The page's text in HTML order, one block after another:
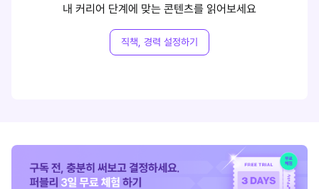
내 커리어 단계에 맞는 콘텐츠를 읽어보세요
직책, 경력 설정하기